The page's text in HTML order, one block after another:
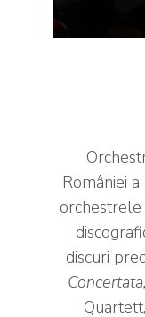
României
orchestrele
discuri
Concertata,